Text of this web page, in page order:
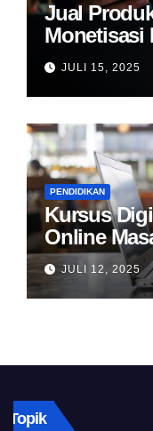
Jual
Monetisasi
JULI 15, 2025
PENDIDIKAN
Kursus
Online
JULI 12, 2025
Topik